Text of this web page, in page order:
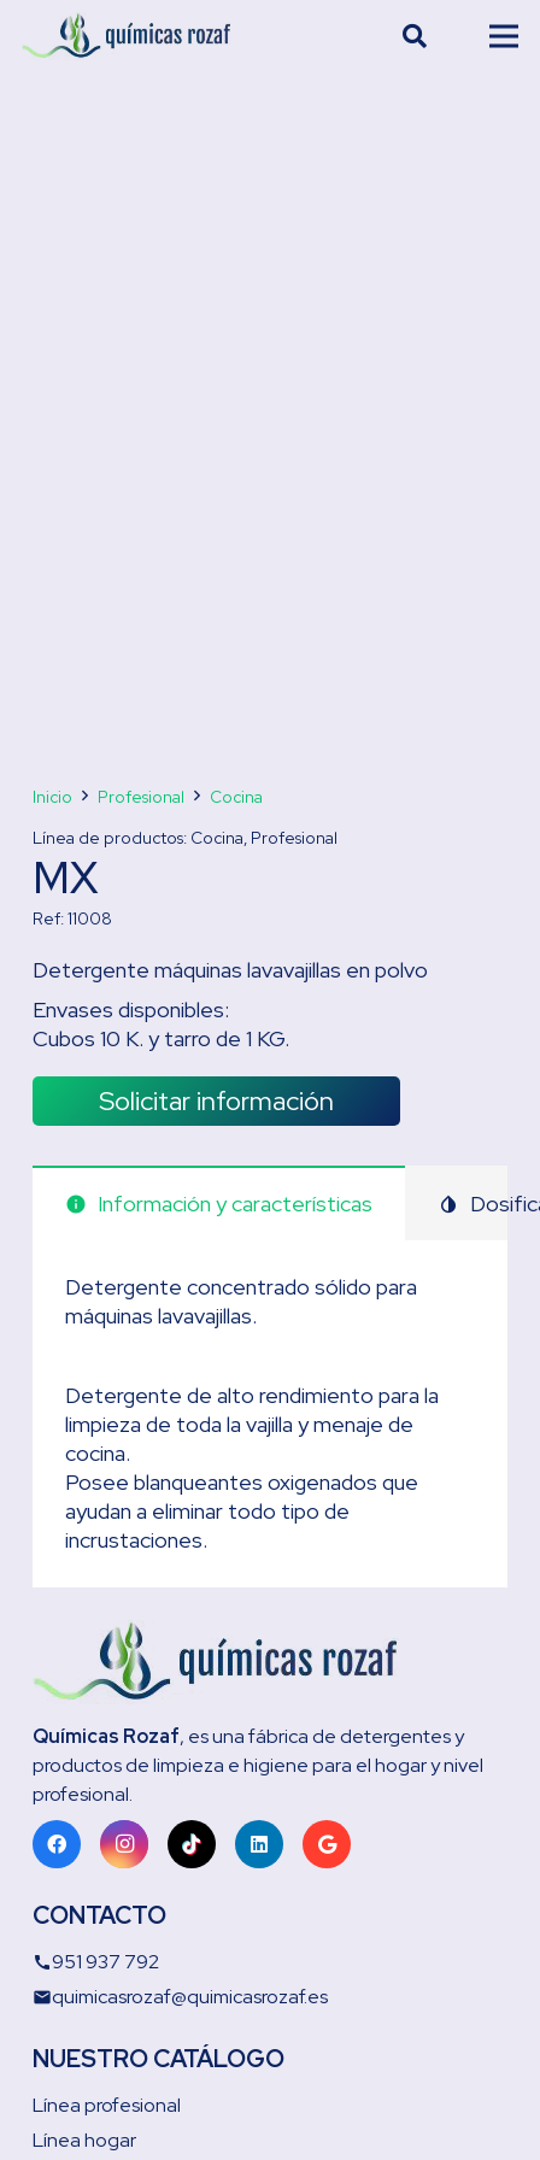
Inicio Profesional
Cocina
Línea de productos: Cocina, Profesional
MX
Ref:11008
Detergente máquinas lavavajillas en polvo
Envases disponibles:
Cubos 10 K. y tarro de 1 KG.
Solicitar información
info Información y características invert_colors
Detergente concentrado sólido para
máquinas lavavajillas.
Detergente de alto rendimiento para la
limpieza de toda la vajilla y menaje de
cocina.
Posee blanqueantes oxigenados que
ayudan a eliminar todo tipo de
incrustaciones.
Químicas Rozaf, es una fábrica de detergentes y
productos de limpieza e higiene para el hogar y nivel
profesional.
CONTACTO
call951 937 792
emailquimicasrozaf@quimicasrozaf.es
NUESTRO CATÁLOGO
Línea profesional
Línea hogar